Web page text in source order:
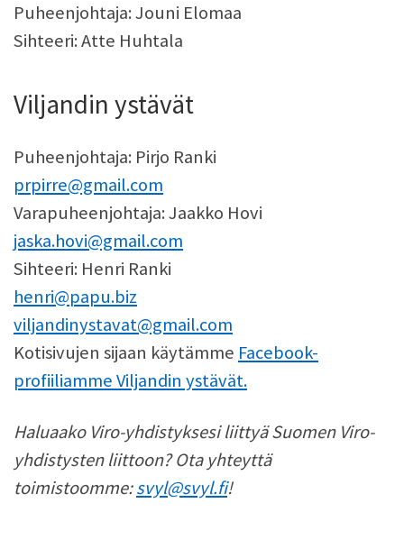
Puheenjohtaja: Jouni Elomaa
Sihteeri: Atte Huhtala
Viljandin ystävät
Puheenjohtaja: Pirjo Ranki
prpirre@gmail.com
Varapuheenjohtaja: Jaakko Hovi
jaska.hovi@gmail.com
Sihteeri: Henri Ranki
henri@papu.biz
viljandinystavat@gmail.com
Kotisivujen sijaan käytämme Facebook-
profiiliamme Viljandin ystävät.
Haluaako Viro-yhdistyksesi liittyä Suomen Viro-
yhdistysten liittoon? Ota yhteyttä
toimistoomme:svyl@svyl.fi!